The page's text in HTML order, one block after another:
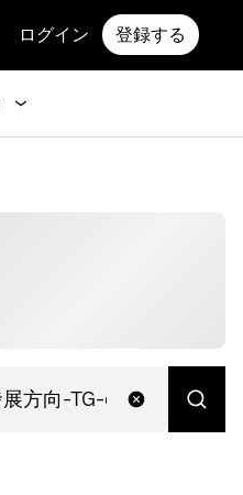
ログイン 登録する